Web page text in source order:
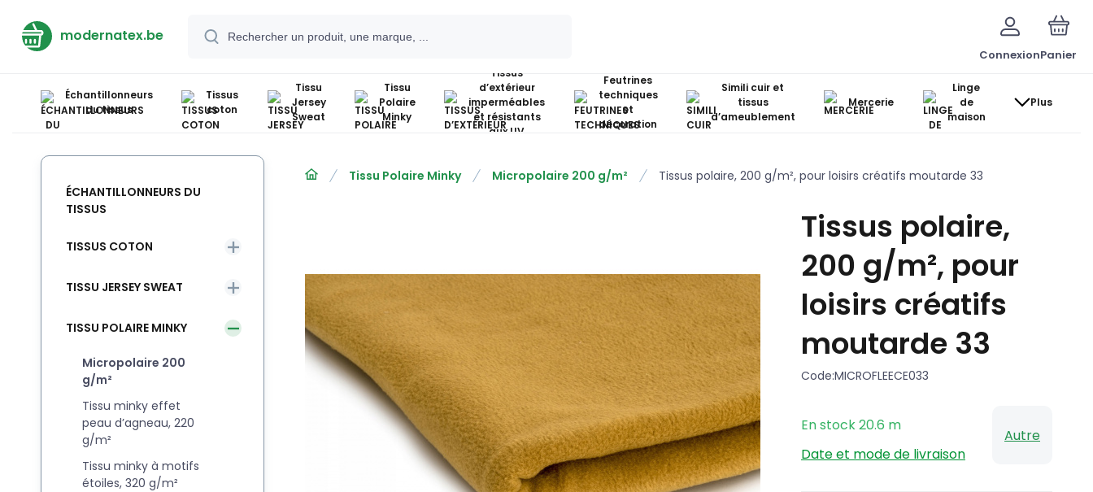
modernatex.be
ConnexionPanier
Échantillonneurs
du tissus
Tissus
coton
Tissu
Jersey
Sweat
Tissu
Polaire
Minky
Tissus
d’extérieur
imperméables
et résistants
aux UV
Feutrines
techniques
et
décoration
Simili cuir et
tissus
d’ameublement
Mercerie
Linge
de
maison
Plus
Tissu Polaire Minky Micropolaire 200 g/m² Tissus polaire, 200 g/m², pour loisirs créatifs moutarde 33
Tissus polaire,
200 g/m², pour
loisirs créatifs
moutarde 33
Code:MICROFLEECE033
En stock20.6 m
Date et mode de livraison
Autre
ÉCHANTILLONNEURS DU
TISSUS
TISSUS COTON
TISSU JERSEY SWEAT
TISSU POLAIRE MINKY
Micropolaire 200
g/m²
Tissu minky effet
peau d’agneau, 220
g/m²
Tissu minky à motifs
étoiles, 320 g/m²